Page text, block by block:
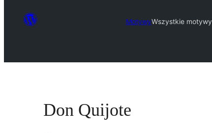
MotywyWszystkie motywy
Don Quijote